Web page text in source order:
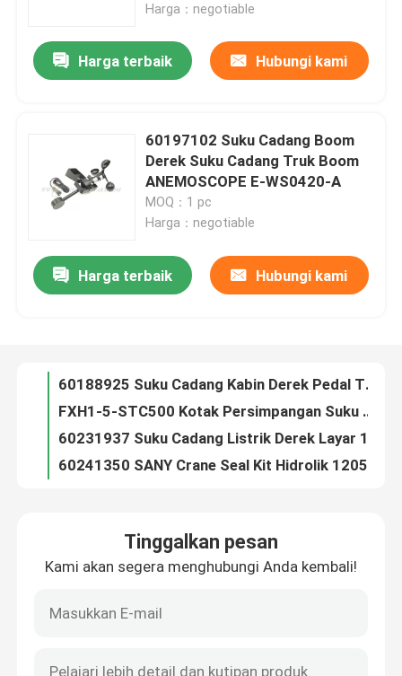
Produk
Tentang kita
Kontrol kualitas
Hubungi kami
Quote request suatu
Suku cadang derek
Suku Cadang Listrik Derek
Harga：negotiable
Harga terbaik Hubungi kami
60197102 Suku Cadang Boom
Derek Suku Cadang Truk Boom
ANEMOSCOPE E-WS0420-A
MOQ：1 pc
Harga：negotiable
Harga terbaik Hubungi kami
60188925 Suku Cadang Kabin Derek Pedal Throttle Elektronik SC-Ⅲ-B JBS0339A
60256011 Sertifikasi SANY Solenoid Valve Coil 24vdc IOS9001
60258012 Suku Cadang Undercarriage Derek Segel Mekanis Derek SANY
Tinggalkan pesan
Kami akan segera menghubungi Anda kembali!